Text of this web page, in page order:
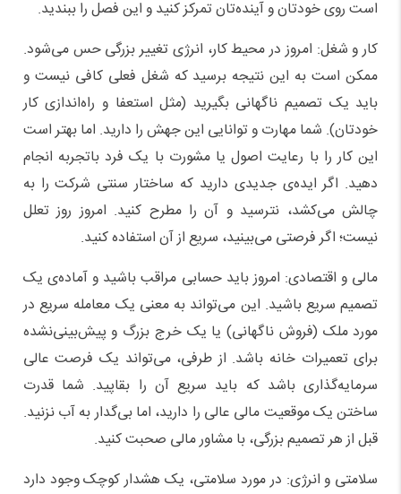
است روی خودتان و آینده‌تان تمرکز کنید و این فصل را ببندید.
کار و شغل: امروز در محیط کار، انرژی تغییر بزرگی حس می‌شود.
ممکن است به این نتیجه برسید که شغل فعلی کافی نیست و
باید یک تصمیم ناگهانی بگیرید (مثل استعفا و راه‌اندازی کار
خودتان). شما مهارت و توانایی این جهش را دارید. اما بهتر است
این کار را با رعایت اصول یا مشورت با یک فرد باتجربه انجام
دهید. اگر ایده‌ی جدیدی دارید که ساختار سنتی شرکت را به
چالش می‌کشد، نترسید و آن را مطرح کنید. امروز روز تعلل
نیست؛ اگر فرصتی می‌بینید، سریع از آن استفاده کنید.
مالی و اقتصادی: امروز باید حسابی مراقب باشید و آماده‌ی یک
تصمیم سریع باشید. این می‌تواند به معنی یک معامله سریع در
مورد ملک (فروش ناگهانی) یا یک خرج بزرگ و پیش‌بینی‌نشده
برای تعمیرات خانه باشد. از طرفی، می‌تواند یک فرصت عالی
سرمایه‌گذاری باشد که باید سریع آن را بقاپید. شما قدرت
ساختن یک موقعیت مالی عالی را دارید، اما بی‌گدار به آب نزنید.
قبل از هر تصمیم بزرگی، با مشاور مالی صحبت کنید.
سلامتی و انرژی: در مورد سلامتی، یک هشدار کوچک وجود دارد